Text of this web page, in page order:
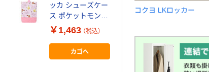
コクヨ LKロッカー
ッカ シューズケー
ス ポケットモンス
ター（ピンク） CG-
3508 1A 1個
￥1,463 （税込）
カゴへ
ス 恐竜（黒） CS-
カゴへ